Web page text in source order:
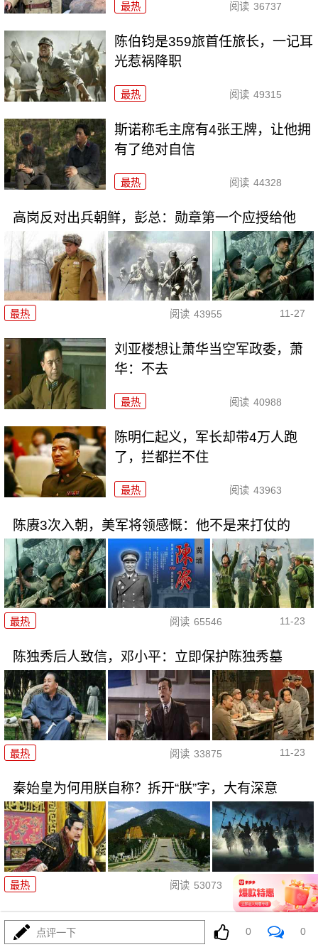
最热 阅读 36737
陈伯钧是359旅首任旅长，一记耳
光惹祸降职
最热 阅读 49315
斯诺称毛主席有4张王牌，让他拥
有了绝对自信
最热 阅读 44328
高岗反对出兵朝鲜，彭总：勋章第一个应授给他
最热 阅读 43955 11-27
刘亚楼想让萧华当空军政委，萧
华：不去
最热 阅读 40988
陈明仁起义，军长却带4万人跑
了，拦都拦不住
最热 阅读 43963
陈赓3次入朝，美军将领感慨：他不是来打仗的
最热 阅读 65546 11-23
陈独秀后人致信，邓小平：立即保护陈独秀墓
最热 阅读 33875 11-23
秦始皇为何用朕自称？拆开“朕”字，大有深意
最热 阅读 53073 11-22
康熙2次围歼俄军收复雅克萨城，归属了俄罗斯
点评一下 0 0